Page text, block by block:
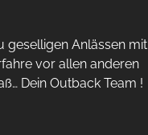
geselligen Anlässen mit
vor allen anderen
Dein Outback Team !